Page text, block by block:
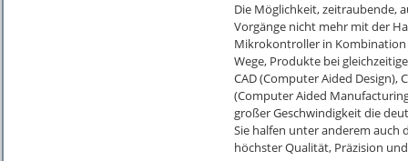
Die Möglichkeit, zeitraubende,
Vorgänge nicht mehr mit der
Mikrokontroller in
Wege, Produkte bei
CAD (Computer Aided Design),
(Computer Aided
großer Geschwindigkeit die
Sie halfen unter anderem
höchster Qualität, Präzision